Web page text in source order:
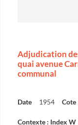
Adjudication
quai avenue
communal
Date 1954 Cote
Contexte : Index W